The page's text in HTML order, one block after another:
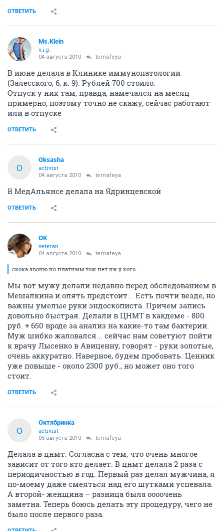
ОТВЕТИТЬ
Ms.Klein
v.i.p.
04 августа 2010 temafeya
В июне делала в Клинике иммунопатологии
(Залесского, 6, к. 9). Рублей 700 стоило.
Отпуск у них там, правда, намечался на месяц
примерно, поэтому точно не скажу, сейчас работают
или в отпуске
ОТВЕТИТЬ
O
Oksasha
activist
04 августа 2010 temafeya
В МедАльянсе делала на Ядринцевской
ОТВЕТИТЬ
OK
veteran
04 августа 2010 temafeya
скока звоню по платным тож нет ни у кого.
Мы вот мужу делали недавно перед обследованием в
Мешалкина и опять предстоит... Есть почти везде, но
важны умелые руки эндоскописта. Причем запись
довольно быстрая. Делали в ЦНМТ в какдеме - 800
руб. + 650 вроде за анализ на какие-то там бактерии.
Муж шибко жаловался... сейчас нам советуют пойти
к врачу Лысенко в Авиценну, говорят - руки золотые,
очень аккуратно. Наверное, будем пробовать. Ценник
уже повыше - около 2300 руб., но может оно того
стоит.
ОТВЕТИТЬ
О
Октябринка
activist
05 августа 2010 temafeya
Делала в цнмт. Согласна с тем, что очень многое
зависит от того кто делает. В цнмт делала 2 раза с
периодичностью в год. Первый раз делал мужчина, я
по-моему даже смеяться над его шутками успевала.
А второй- женщина – разница была оооочень
заметна. Теперь боюсь делать эту процедуру, чего не
было после первого раза.